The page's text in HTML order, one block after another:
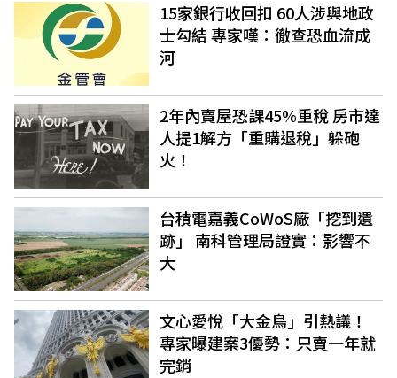
15家銀行收回扣 60人涉與地政
士勾結 專家嘆：徹查恐血流成
河
2年內賣屋恐課45%重稅 房市達
人提1解方「重購退稅」躲砲
火！
台積電嘉義CoWoS廠「挖到遺
跡」 南科管理局證實：影響不
大
文心愛悅「大金鳥」引熱議！
專家曝建案3優勢：只賣一年就
完銷